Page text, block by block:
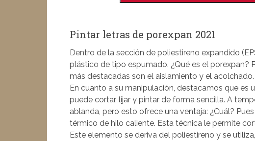
Pintar letras de porexpan 2021
Dentro de la sección de poliestireno expandido
plástico de tipo espumado. ¿Qué es el porexpan?
más destacadas son el aislamiento y el acolchado.
En cuanto a su manipulación, destacamos que
puede cortar, lijar y pintar de forma sencilla. A
ablanda, pero esto ofrece una ventaja: ¿Cuál?
térmico de hilo caliente. Esta técnica le permite
Este elemento se deriva del poliestireno y se